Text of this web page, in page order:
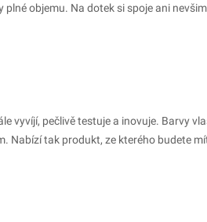
objemu. Na dotek si spoje ani
vyvíjí, pečlivě testuje a inovuje. Barvy
Nabízí tak produkt, ze kterého budete